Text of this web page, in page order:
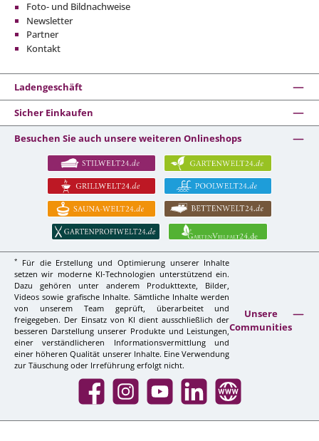
Foto- und Bildnachweise
Newsletter
Partner
Kontakt
Ladengeschäft
Sicher Einkaufen
Besuchen Sie auch unsere weiteren Onlineshops
*
Für die Erstellung und Optimierung unserer Inhalte
setzen wir moderne KI-Technologien unterstützend ein.
Dazu gehören unter anderem Produkttexte, Bilder,
Videos sowie grafische Inhalte. Sämtliche Inhalte werden
von unserem Team geprüft, überarbeitet und
freigegeben. Der Einsatz von KI dient ausschließlich der
besseren Darstellung unserer Produkte und Leistungen,
einer verständlicheren Informationsvermittlung und
einer höheren Qualität unserer Inhalte. Eine Verwendung
zur Täuschung oder Irreführung erfolgt nicht.
Unsere
Communities
Facebook InstagramYouTube LinkedIn Website